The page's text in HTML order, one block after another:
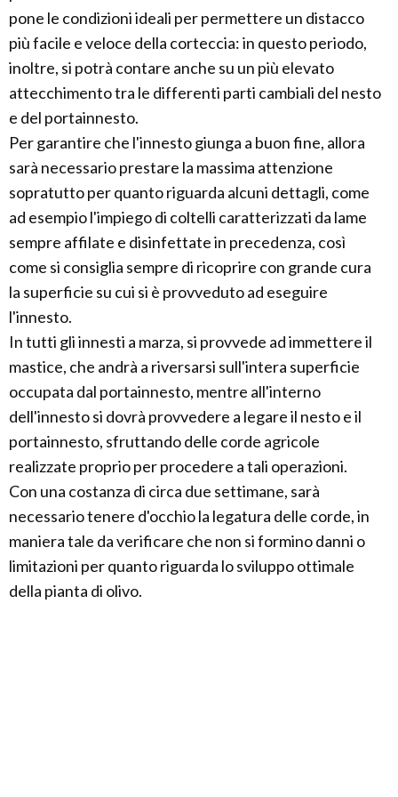
pone le condizioni ideali per permettere un distacco
più facile e veloce della corteccia: in questo periodo,
inoltre, si potrà contare anche su un più elevato
attecchimento tra le differenti parti cambiali del nesto
e del portainnesto.
Per garantire che l'innesto giunga a buon fine, allora
sarà necessario prestare la massima attenzione
sopratutto per quanto riguarda alcuni dettagli, come
ad esempio l'impiego di coltelli caratterizzati da lame
sempre affilate e disinfettate in precedenza, così
come si consiglia sempre di ricoprire con grande cura
la superficie su cui si è provveduto ad eseguire
l'innesto.
In tutti gli innesti a marza, si provvede ad immettere il
mastice, che andrà a riversarsi sull'intera superficie
occupata dal portainnesto, mentre all'interno
dell'innesto si dovrà provvedere a legare il nesto e il
portainnesto, sfruttando delle corde agricole
realizzate proprio per procedere a tali operazioni.
Con una costanza di circa due settimane, sarà
necessario tenere d'occhio la legatura delle corde, in
maniera tale da verificare che non si formino danni o
limitazioni per quanto riguarda lo sviluppo ottimale
della pianta di olivo.